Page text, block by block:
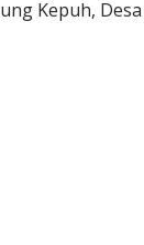
Kepuh,